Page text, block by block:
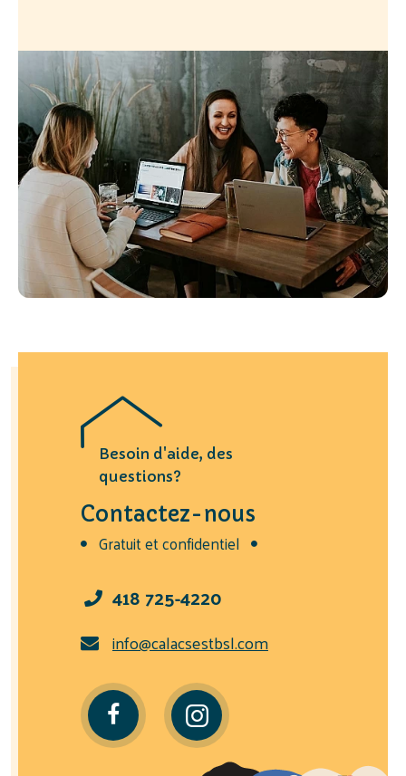
Besoin d'aide, des
questions?
Contactez-nous
Gratuit et confidentiel
418 725-4220
info@calacsestbsl.com